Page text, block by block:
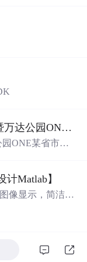
DC-DC变换器
合光伏最大功
策略，确保在
母线电压稳
，验证了控制策
质量水平。; 适
系统基础知识
，以及从事光伏
直流微网系统
直流微网的电
为新能源微网中
同扰动工况下的
（共89页PPT）遇见下一站幸福暨万达公园ONE某省市热气球生活艺术节活动策划方案.pptx
园ONE某省市热
Matlab】
像显示，简洁明
法，确保识别准
，让用户可以轻